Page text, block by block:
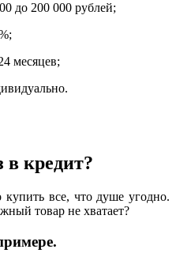
до 200 000 рублей;
месяцев;
в кредит?
все, что душе угодно.
товар не хватает?